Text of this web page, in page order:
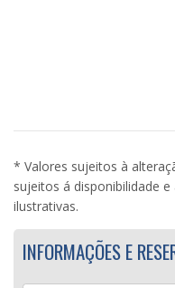
* Valores sujeitos à
sujeitos á disponibilidade
ilustrativas.
INFORMAÇÕES E